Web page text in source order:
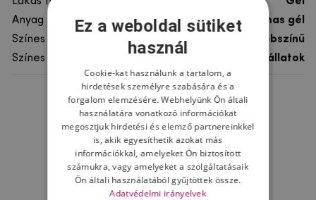
Anyag
rugalmas gél
Színes
többszínű
Színes motívum
Egyéb állatok
Ne felejtsd el
Ez a weboldal sütiket
használ
Cookie-kat használunk a tartalom, a
hirdetések személyre szabására és a
forgalom elemzésére. Webhelyünk Ön általi
használatára vonatkozó információkat
megosztjuk hirdetési és elemző partnereinkkel
is, akik egyesíthetik azokat más
információkkal, amelyeket Ön biztosított
számukra, vagy amelyeket a szolgáltatásaik
Ön általi használatából gyűjtöttek össze.
Adatvédelmi irányelvek